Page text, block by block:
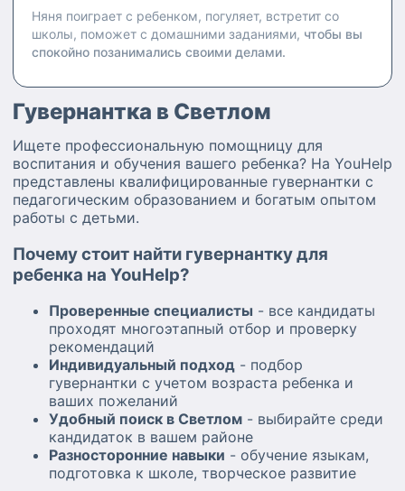
Няня поиграет с ребенком, погуляет, встретит со
школы, поможет с домашними заданиями, чтобы вы
спокойно позанимались своими делами.
Гувернантка в Светлом
Ищете профессиональную помощницу для
воспитания и обучения вашего ребенка? На YouHelp
представлены квалифицированные гувернантки с
педагогическим образованием и богатым опытом
работы с детьми.
Почему стоит найти гувернантку для
ребенка на YouHelp?
Проверенные специалисты - все кандидаты
проходят многоэтапный отбор и проверку
рекомендаций
Индивидуальный подход - подбор
гувернантки с учетом возраста ребенка и
ваших пожеланий
Удобный поиск в Светлом - выбирайте среди
кандидаток в вашем районе
Разносторонние навыки - обучение языкам,
подготовка к школе, творческое развитие